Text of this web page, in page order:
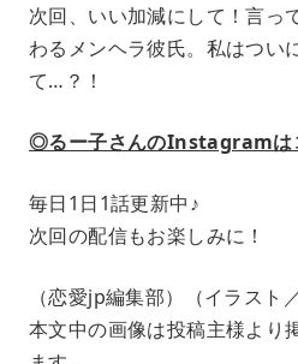
次回、いい加減にして！言っ
わるメンヘラ彼氏。私はつい
て…？！
◎るー子さんのInstagramは
毎日1日1話更新中♪
次回の配信もお楽しみに！
（恋愛jp編集部）（イラスト
本文中の画像は投稿主様より